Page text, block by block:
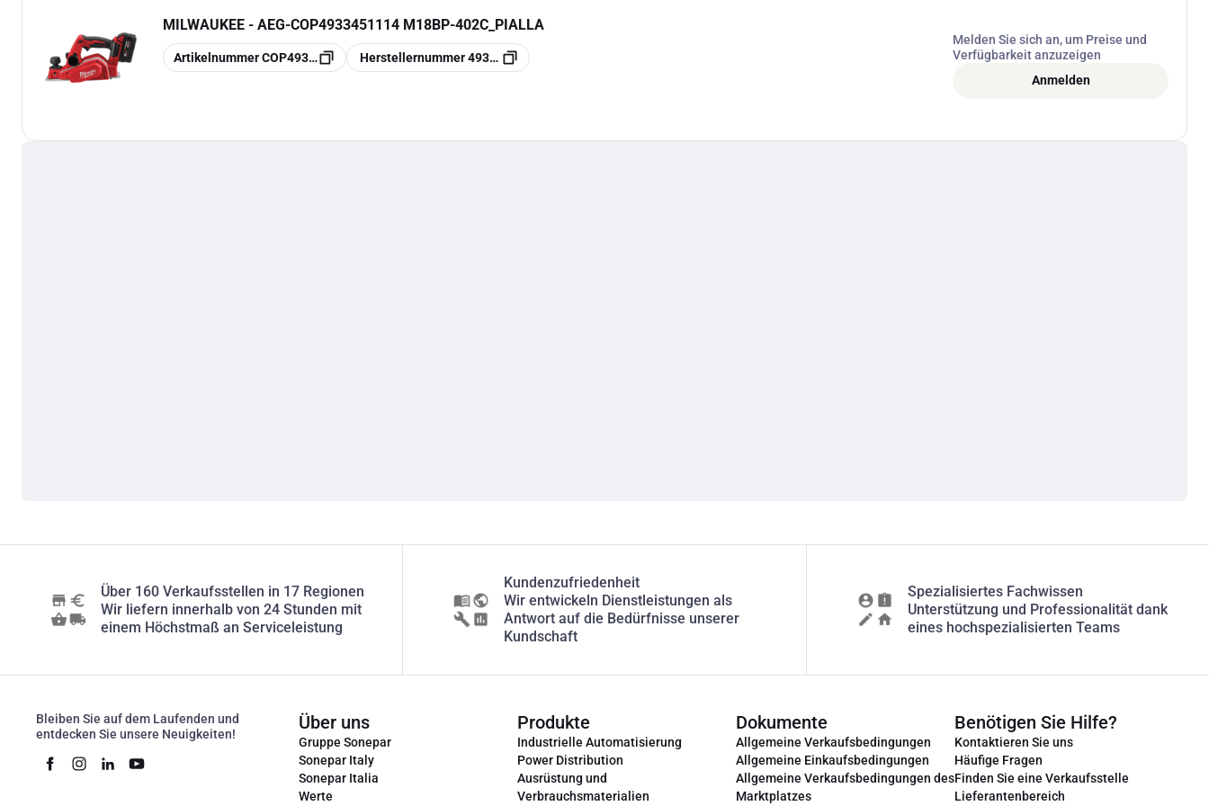
MILWAUKEE - AEG-COP4933451114 M18BP-402C_PIALLA
Kopieren
ArtikelnummerCOP4933451114Kopieren
Herstellernummer4933451114
Melden Sie sich an, um Preise und
Verfügbarkeit anzuzeigen
Anmelden
Über 160 Verkaufsstellen in 17 Regionen
Wir liefern innerhalb von 24 Stunden mit
einem Höchstmaß an Serviceleistung
Kundenzufriedenheit
Wir entwickeln Dienstleistungen als
Antwort auf die Bedürfnisse unserer
Kundschaft
Spezialisiertes Fachwissen
Unterstützung und Professionalität dank
eines hochspezialisierten Teams
Bleiben Sie auf dem Laufenden und
entdecken Sie unsere Neuigkeiten!
Über uns
Gruppe Sonepar
Sonepar Italy
Sonepar Italia
Werte
Produkte
Industrielle Automatisierung
Power Distribution
Ausrüstung und
Verbrauchsmaterialien
Dokumente
Allgemeine Verkaufsbedingungen
Allgemeine Einkaufsbedingungen
Allgemeine Verkaufsbedingungen des
Marktplatzes
Benötigen Sie Hilfe?
Kontaktieren Sie uns
Häufige Fragen
Finden Sie eine Verkaufsstelle
Lieferantenbereich